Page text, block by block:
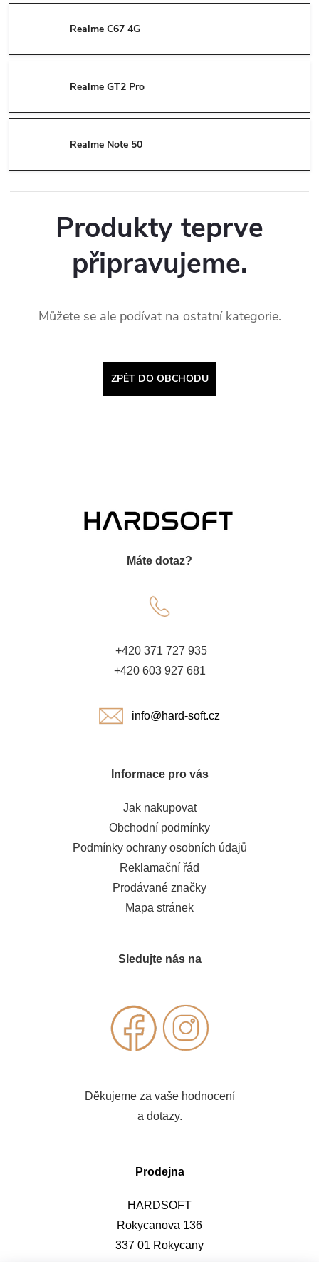
Realme C67 4G
Realme GT2 Pro
Realme Note 50
Produkty teprve
připravujeme.
Můžete se ale podívat na ostatní kategorie.
ZPĚT DO OBCHODU
Máte dotaz?
+420 371 727 935
+420 603 927 681
info@hard-soft.cz
Informace pro vás
Jak nakupovat
Obchodní podmínky
Podmínky ochrany osobních údajů
Reklamační řád
Prodávané značky
Mapa stránek
Sledujte nás na
Děkujeme za vaše hodnocení
a dotazy.
Prodejna
HARDSOFT
Rokycanova 136
337 01 Rokycany